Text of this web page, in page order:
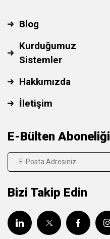
Blog
Kurduğumuz
Sistemler
Hakkımızda
İletişim
E-Bülten Aboneliği
Bizi Takip Edin